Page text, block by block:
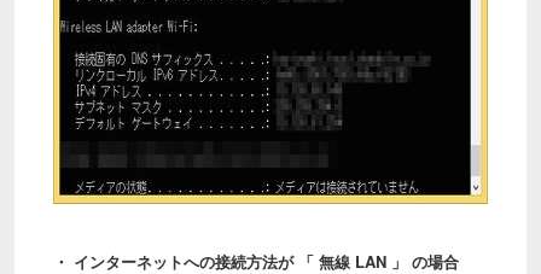
・ インターネットへの接続方法が 「 無線 LAN 」 の場合